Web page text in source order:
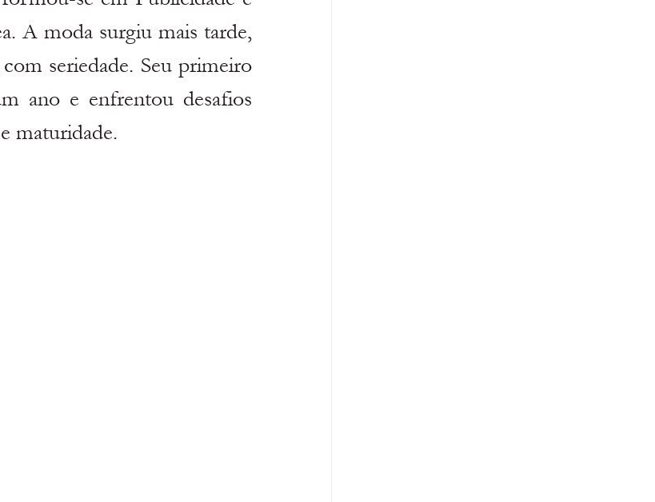
A moda surgiu mais tarde,
seriedade. Seu primeiro
ano e enfrentou desafios
maturidade.